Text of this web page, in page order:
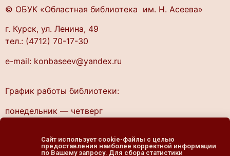
© ОБУК «Областная библиотека им. Н. Асеева»
г. Курск, ул. Ленина, 49
тел.: (4712) 70-17-30
e-mail: konbaseev@yandex.ru
График работы библиотеки:
понедельник — четверг
пятница — выходной
cуббота, воскресенье
Сайт использует cookie-файлы с целью
предоставления наиболее корректной информации
по Вашему запросу. Для сбора статистики